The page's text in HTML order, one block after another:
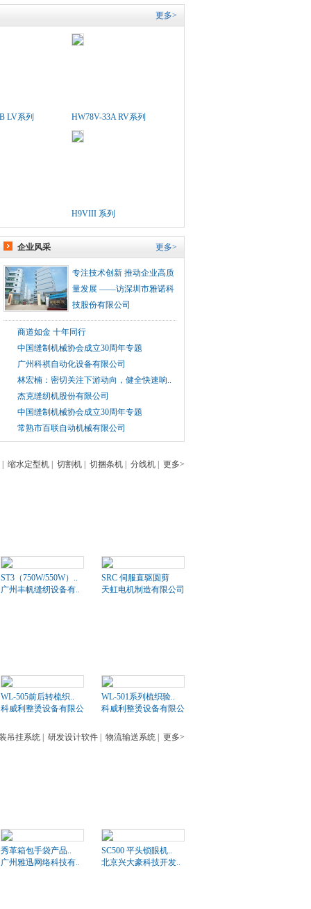
更多>
LV系列 HW78V-33A RV系列
H9VIII 系列
更多>
企业风采
专注技术创新 推动企业高质
量发展 ——访深圳市雅诺科
技股份有限公司
商道如金 十年同行
中国缝制机械协会成立30周年专题
广州科祺自动化设备有限公司
林宏楠：密切关注下游动向，健全快速响..
杰克缝纫机股份有限公司
中国缝制机械协会成立30周年专题
常熟市百联自动机械有限公司
缩水定型机 切割机 切捆条机 分线机 更多>
ST3（750W/550W）..
广州丰帆缝纫设备有..
SRC 伺服直驱圆剪
天虹电机制造有限公司
WL-505前后转梳织..
科威利整烫设备有限公司
WL-501系列梳织验..
科威利整烫设备有限公司
吊挂系统 研发设计软件 物流输送系统 更多>
秀革箱包手袋产品..
广州雅迅网络科技有..
SC500 平头锁眼机..
北京兴大豪科技开发..